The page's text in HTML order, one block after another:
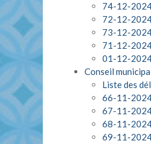
74-12-
72-12-
73-12-
71-12-
01-12-
Conseil
Liste des
66-11-2024
67-11-2024
68-11-2024
69-11-2024